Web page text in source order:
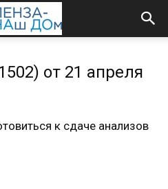
от 21 апреля
к сдаче анализов